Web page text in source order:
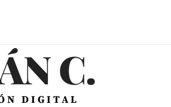
C.
DIGITAL